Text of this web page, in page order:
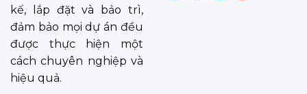
kế, lắp đặt và bảo trì,
đảm bảo mọi dự án đều
được thực hiện một
cách chuyên nghiệp và
hiệu quả.